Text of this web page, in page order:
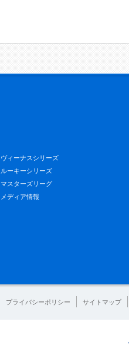
ヴィーナスシリーズ
ルーキーシリーズ
マスターズリーグ
メディア情報
プライバシーポリシー サイトマップ